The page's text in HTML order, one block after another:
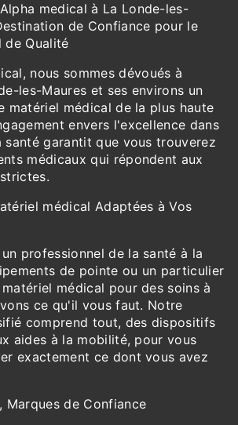
medical à La Londe-les-
de Confiance pour le
de Qualité
nous sommes dévoués à
les-Maures et ses environs un
matériel médical de la plus haute
envers l'excellence dans
santé garantit que vous trouverez
médicaux qui répondent aux
médical Adaptées à Vos
professionnel de la santé à la
de pointe ou un particulier
médical pour des soins à
ce qu'il vous faut. Notre
comprend tout, des dispositifs
aides à la mobilité, pour vous
exactement ce dont vous avez
Marques de Confiance